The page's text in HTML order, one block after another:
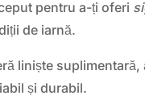
pentru a-ți oferi
de iarnă.
liniște
și durabil.